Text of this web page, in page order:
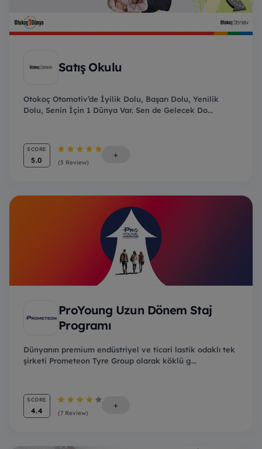
Satış Okulu
Otokoç Otomotiv’de İyilik Dolu, Başarı Dolu, Yenilik
Dolu, Senin İçin 1 Dünya Var. Sen de Gelecek Do...
SCORE
5.0 (5 Review)
+
ProYoung Uzun Dönem Staj
Programı
Dünyanın premium endüstriyel ve ticari lastik odaklı tek
şirketi Prometeon Tyre Group olarak köklü g...
SCORE
4.4 (7 Review)
+